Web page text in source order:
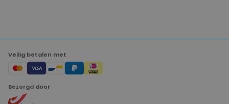
Veilig betalen met
Bezorgd door